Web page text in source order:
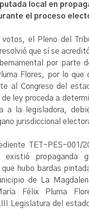
local en
el proceso
votos, el Pleno del
que sí se
por parte
Flores, por lo que
al Congreso del
ley proceda a
a la legisladora,
jurisdiccional
TET-PES-001/
propaganda
hubo bardas
de La
Félix Pluma
Legislatura del